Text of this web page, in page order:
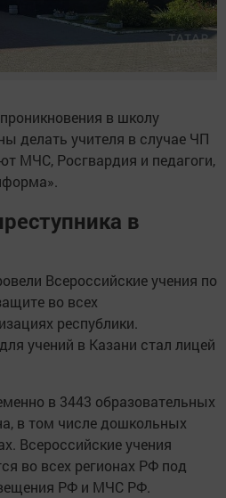
в школу
делать учителя в случае ЧП
МЧС, Росгвардия и педагоги,
в
Всероссийские учения по
во всех
республики.
учений в Казани стал лицей
в 3443 образовательных
в том числе дошкольных
Всероссийские учения
во всех регионах РФ под
РФ и МЧС РФ.